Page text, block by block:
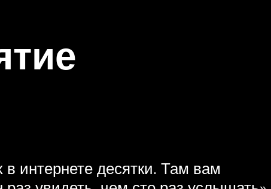
интернете десятки. Там вам